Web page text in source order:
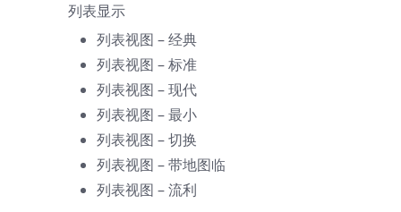
列表显示
列表视图 – 经典
列表视图 – 标准
列表视图 – 现代
列表视图 – 最小
列表视图 – 切换
列表视图 – 带地图临
列表视图 – 流利